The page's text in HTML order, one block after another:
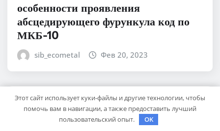
особенности проявления
абсцедирующего фурункула код по
МКБ-10
sib_ecometal Фев 20, 2023
UNCATEGORISED
Особенности образования стержня у
Этот сайт использует куки-файлы и другие технологии, чтобы
помочь вам в навигации, а также предоставить лучший
пользовательский опыт.
OK